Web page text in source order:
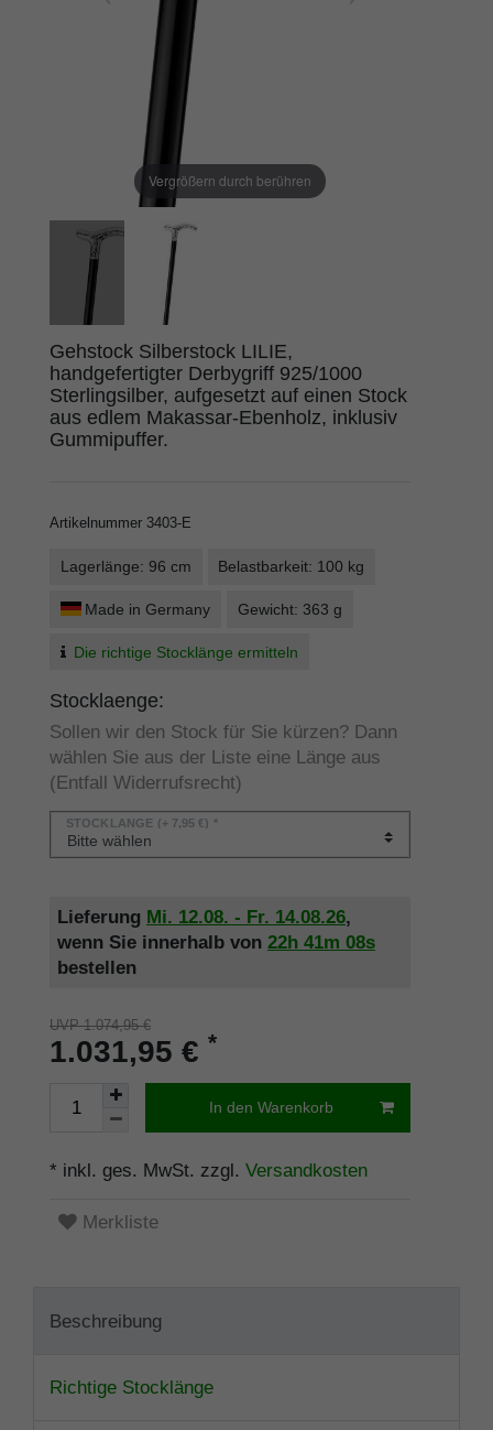
Vergrößern durch berühren
Gehstock Silberstock LILIE,
handgefertigter Derbygriff 925/1000
Sterlingsilber, aufgesetzt auf einen Stock
aus edlem Makassar-Ebenholz, inklusiv
Gummipuffer.
Artikelnummer 3403-E
Lagerlänge: 96 cm Belastbarkeit: 100 kg
Made in Germany Gewicht: 363 g
Die richtige Stocklänge ermitteln
Stocklaenge:
Sollen wir den Stock für Sie kürzen? Dann
wählen Sie aus der Liste eine Länge aus
(Entfall Widerrufsrecht)
STOCKLÄNGE (+ 7,95 €) *
Lieferung Mi. 12.08. - Fr. 14.08.26,
wenn Sie innerhalb von 22h 41m 08s
bestellen
UVP 1.074,95 €
1.031,95 € *
In den Warenkorb
* inkl. ges. MwSt. zzgl. Versandkosten
Merkliste
Beschreibung
Richtige Stocklänge